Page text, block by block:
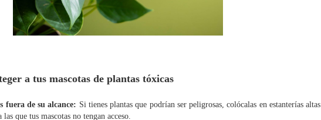
a tus mascotas de plantas tóxicas
fuera de su alcance: Si tienes plantas que podrían ser peligrosas, colócalas en estanterías altas
que tus mascotas no tengan acceso.